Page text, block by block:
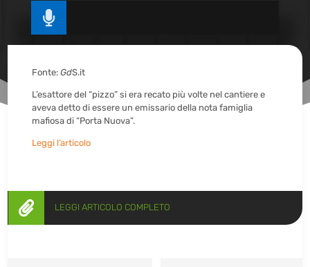

Fonte:GdS.it
L’esattore del “pizzo” si era recato più volte nel cantiere e
aveva detto di essere un emissario della nota famiglia
mafiosa di “Porta Nuova”.
Leggi l’articolo
 LEGGI ARTICOLO COMPLETO